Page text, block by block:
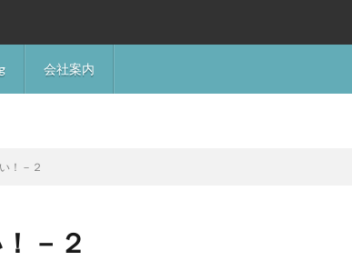
会社案内
！－２
－２